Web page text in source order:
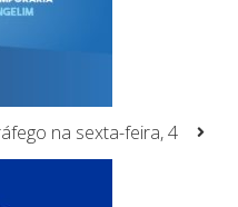
na sexta-feira, 4